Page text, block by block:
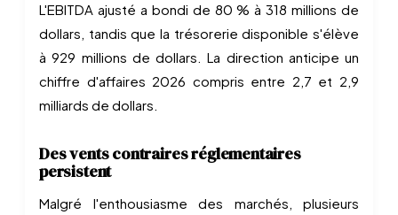
L'EBITDA ajusté a bondi de 80 % à 318 millions de
dollars, tandis que la trésorerie disponible s'élève
à 929 millions de dollars. La direction anticipe un
chiffre d'affaires 2026 compris entre 2,7 et 2,9
milliards de dollars.
Des vents contraires réglementaires
persistent
Malgré l'enthousiasme des marchés, plusieurs